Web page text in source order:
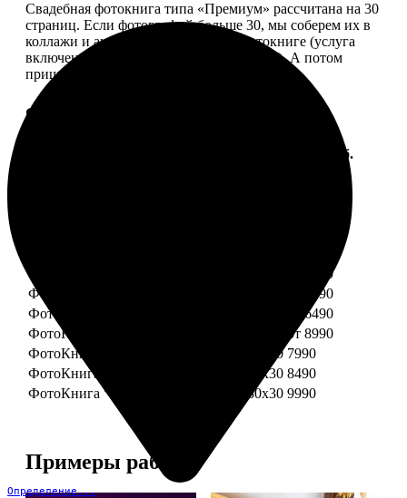
Определение...
Свадебная фотокнига типа «Премиум» рассчитана на 30
страниц. Если фотографий больше 30, мы соберем их в
коллажи и аккуратно разместим в фотокниге (услуга
включена, стоимость останется прежней). А потом
пришлем вам на согласование развороты.
Форматы и цены
Цена, руб.
ФотоКнига "Премиум" 20x30
от 4990
ФотоКнига "Премиум" 25x25
от 5990
ФотоКнига "Премиум" 30x30
от 6490
ФотоКнига "Премиум" 30x45
от 8990
ФотоКнига "Премиум" Свадебная 20x20 7990
ФотоКнига "Премиум" Свадебная 20x30 8490
ФотоКнига "Премиум" Свадебная 30x30 9990
Примеры работ